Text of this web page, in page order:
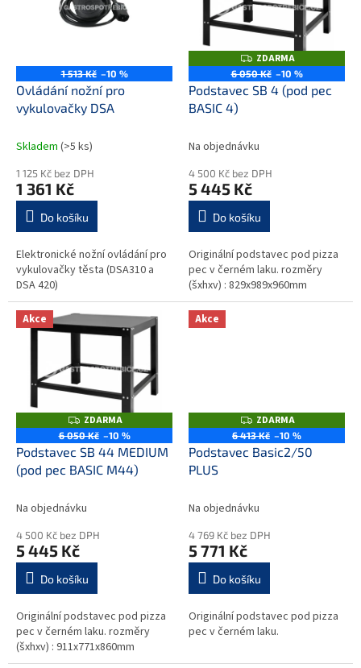
1 513 Kč –10 %
Ovládání nožní pro
vykulovačky DSA
Skladem (>5 ks)
1 125 Kč bez DPH
1 361 Kč
Do košíku
Elektronické nožní ovládání pro
vykulovačky těsta (DSA310 a
DSA 420)
Z
D
A
R
ZDARMA
6 050 Kč –10 %
Podstavec SB 4 (pod pec
BASIC 4)
Na objednávku
4 500 Kč bez DPH
5 445 Kč
Do košíku
Originální podstavec pod pizza
pec v černém laku. rozměry
(šxhxv) : 829x989x960mm
Akce
Z
D
A
R
M
A
ZDARMA
6 050 Kč –10 %
Podstavec SB 44 MEDIUM
(pod pec BASIC M44)
Na objednávku
4 500 Kč bez DPH
5 445 Kč
Do košíku
Originální podstavec pod pizza
pec v černém laku. rozměry
(šxhxv) : 911x771x860mm
Akce
Z
D
A
R
ZDARMA
6 413 Kč –10 %
Podstavec Basic2/50
PLUS
Na objednávku
4 769 Kč bez DPH
5 771 Kč
Do košíku
Originální podstavec pod pizza
pec v černém laku.